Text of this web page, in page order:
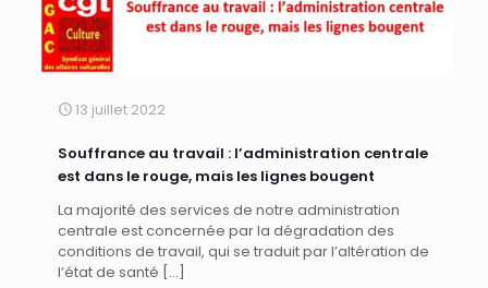
13 juillet 2022
Souffrance au travail : l’administration centrale
est dans le rouge, mais les lignes bougent
La majorité des services de notre administration
centrale est concernée par la dégradation des
conditions de travail, qui se traduit par l’altération de
l’état de santé […]